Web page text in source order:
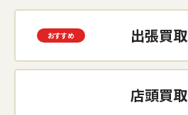
出張買取
店頭買取